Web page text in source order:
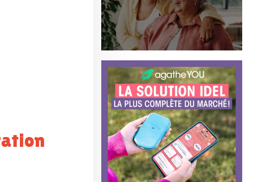
o
n
é
r
e